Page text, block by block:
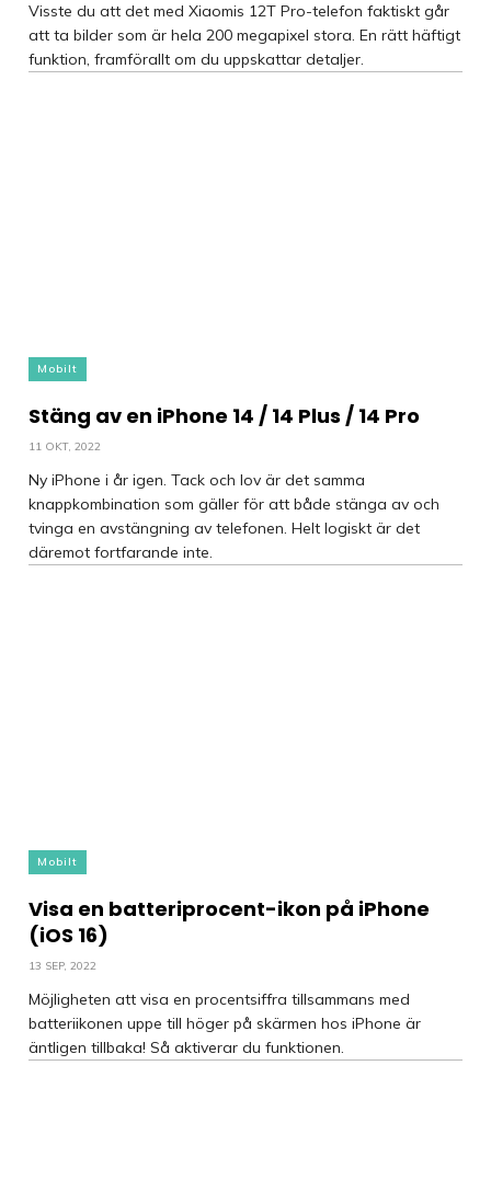
Visste du att det med Xiaomis 12T Pro-telefon faktiskt går
att ta bilder som är hela 200 megapixel stora. En rätt häftigt
funktion, framförallt om du uppskattar detaljer.
Mobilt
Stäng av en iPhone 14 / 14 Plus / 14 Pro
11 OKT, 2022
Ny iPhone i år igen. Tack och lov är det samma
knappkombination som gäller för att både stänga av och
tvinga en avstängning av telefonen. Helt logiskt är det
däremot fortfarande inte.
Mobilt
Visa en batteriprocent-ikon på iPhone
(iOS 16)
13 SEP, 2022
Möjligheten att visa en procentsiffra tillsammans med
batteriikonen uppe till höger på skärmen hos iPhone är
äntligen tillbaka! Så aktiverar du funktionen.